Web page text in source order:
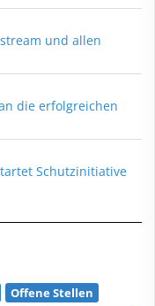
und allen
die erfolgreichen
Schutzinitiative
Offene Stellen